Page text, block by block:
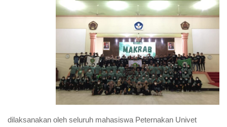
dilaksanakan oleh seluruh mahasiswa Peternakan Univet